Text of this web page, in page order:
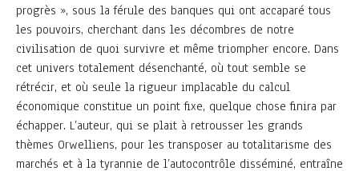
progrès », sous la férule des banques qui ont accaparé tous
les pouvoirs, cherchant dans les décombres de notre
civilisation de quoi survivre et même triompher encore. Dans
cet univers totalement désenchanté, où tout semble se
rétrécir, et où seule la rigueur implacable du calcul
économique constitue un point fixe, quelque chose finira par
échapper. L’auteur, qui se plait à retrousser les grands
thèmes Orwelliens, pour les transposer au totalitarisme des
marchés et à la tyrannie de l’autocontrôle disséminé, entraîne